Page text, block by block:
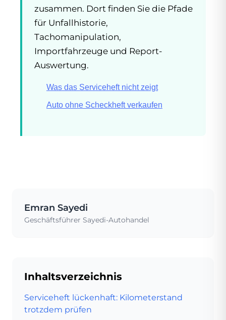
zusammen. Dort finden Sie die Pfade
für Unfallhistorie,
Tachomanipulation,
Importfahrzeuge und Report-
Auswertung.
Was das Serviceheft nicht zeigt
Auto ohne Scheckheft verkaufen
Emran Sayedi
Geschäftsführer Sayedi-Autohandel
Inhaltsverzeichnis
Serviceheft lückenhaft: Kilometerstand
trotzdem prüfen